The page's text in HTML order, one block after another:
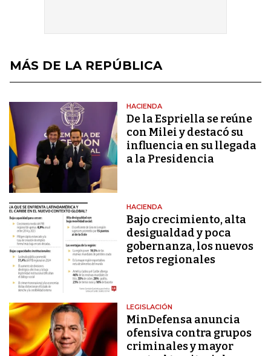
MÁS DE LA REPÚBLICA
HACIENDA
De la Espriella se reúne
con Milei y destacó su
influencia en su llegada
a la Presidencia
HACIENDA
Bajo crecimiento, alta
desigualdad y poca
gobernanza, los nuevos
retos regionales
LEGISLACIÓN
MinDefensa anuncia
ofensiva contra grupos
criminales y mayor